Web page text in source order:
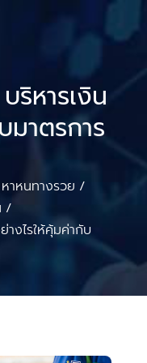
หารเงิน
มาตรการ
หาหนทางรวย /
/
งไรให้คุ้มค่ากับ